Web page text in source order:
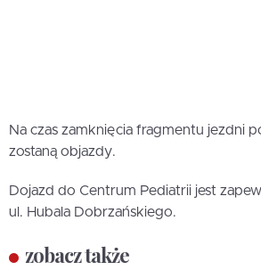
Na czas zamknięcia fragmentu jezdni
zostaną objazdy.
Dojazd do Centrum Pediatrii jest
ul. Hubala Dobrzańskiego.
zobacz także